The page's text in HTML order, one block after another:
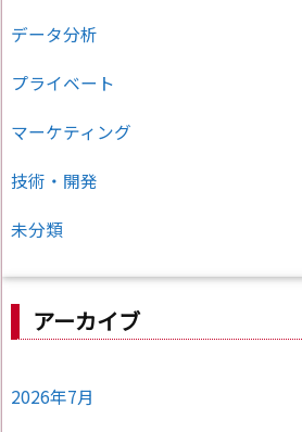
データ分析
プライベート
マーケティング
技術・開発
未分類
アーカイブ
2026年7月